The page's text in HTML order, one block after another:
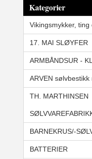
Kategorier
Vikingsmykker, ting
17. MAI SLØYFER
ARMBÅNDSUR -
ARVEN sølvbestikk
TH. MARTHINSEN
BARNEKRUS/-
BATTERIER